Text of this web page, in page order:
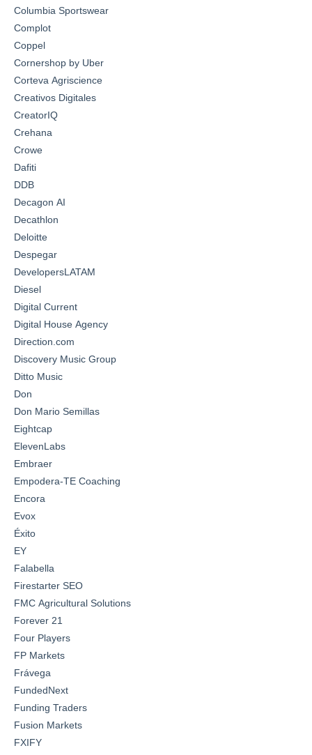
Columbia Sportswear
Complot
Coppel
Cornershop by Uber
Corteva Agriscience
Creativos Digitales
CreatorIQ
Crehana
Crowe
Dafiti
DDB
Decagon AI
Decathlon
Deloitte
Despegar
DevelopersLATAM
Diesel
Digital Current
Digital House Agency
Direction.com
Discovery Music Group
Ditto Music
Don
Don Mario Semillas
Eightcap
ElevenLabs
Embraer
Empodera-TE Coaching
Encora
Evox
Éxito
EY
Falabella
Firestarter SEO
FMC Agricultural Solutions
Forever 21
Four Players
FP Markets
Frávega
FundedNext
Funding Traders
Fusion Markets
FXIFY